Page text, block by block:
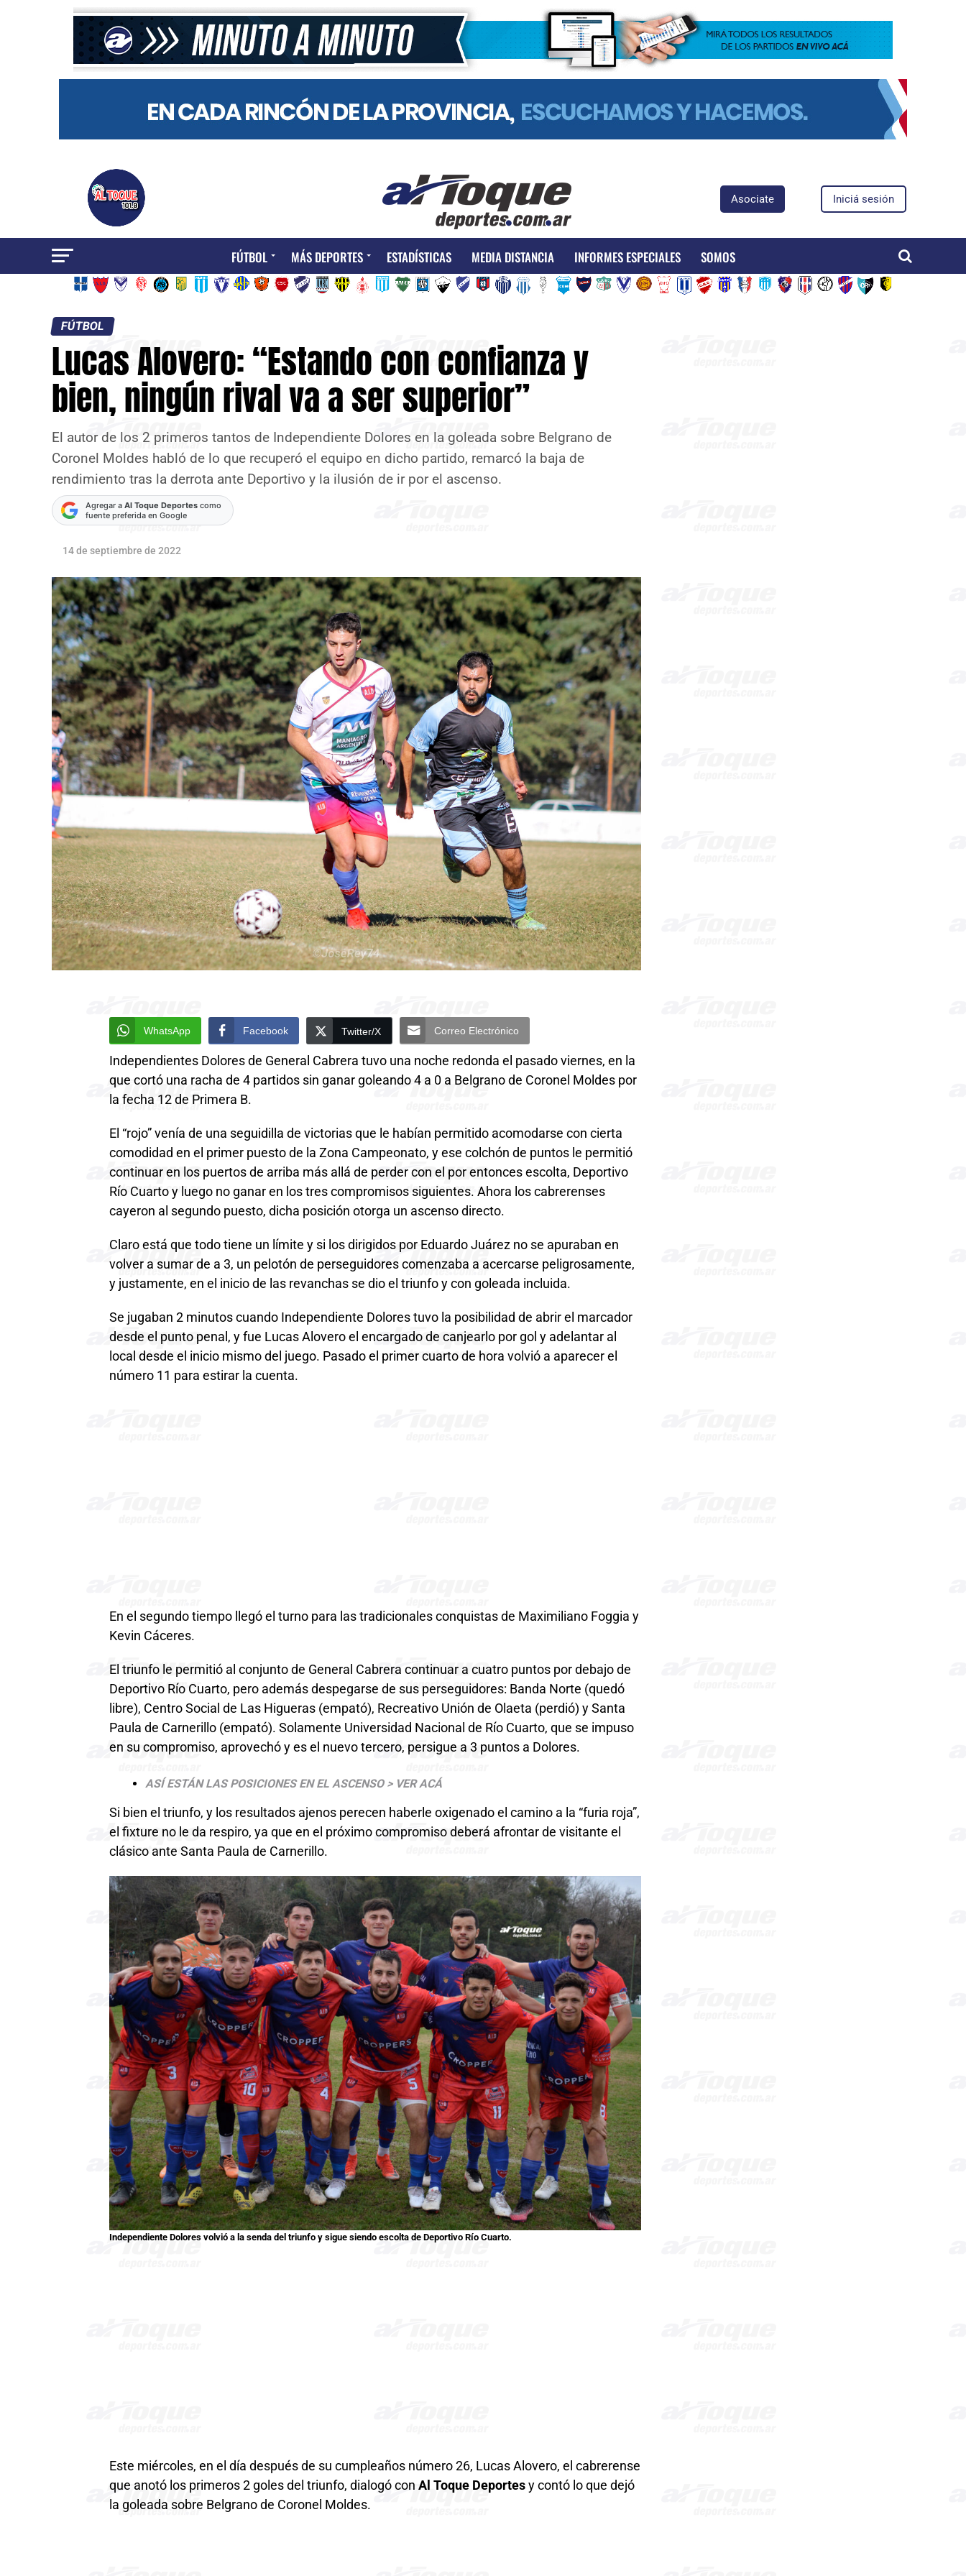
Asociate Iniciá sesión
FÚTBOL MÁS DEPORTES ESTADÍSTICAS MEDIA DISTANCIA INFORMES ESPECIALES SOMOS
FÚTBOL
Lucas Alovero: “Estando con confianza y
bien, ningún rival va a ser superior”
El autor de los 2 primeros tantos de Independiente Dolores en la goleada sobre Belgrano de
Coronel Moldes habló de lo que recuperó el equipo en dicho partido, remarcó la baja de
rendimiento tras la derrota ante Deportivo y la ilusión de ir por el ascenso.
Agregar a Al Toque Deportes como
fuente preferida en Google
14 de septiembre de 2022
WhatsApp Facebook Twitter/X Correo Electrónico
Independientes Dolores de General Cabrera tuvo una noche redonda el pasado viernes, en la
que cortó una racha de 4 partidos sin ganar goleando 4 a 0 a Belgrano de Coronel Moldes por
la fecha 12 de Primera B.
El “rojo” venía de una seguidilla de victorias que le habían permitido acomodarse con cierta
comodidad en el primer puesto de la Zona Campeonato, y ese colchón de puntos le permitió
continuar en los puertos de arriba más allá de perder con el por entonces escolta, Deportivo
Río Cuarto y luego no ganar en los tres compromisos siguientes. Ahora los cabrerenses
cayeron al segundo puesto, dicha posición otorga un ascenso directo.
Claro está que todo tiene un límite y si los dirigidos por Eduardo Juárez no se apuraban en
volver a sumar de a 3, un pelotón de perseguidores comenzaba a acercarse peligrosamente,
y justamente, en el inicio de las revanchas se dio el triunfo y con goleada incluida.
Se jugaban 2 minutos cuando Independiente Dolores tuvo la posibilidad de abrir el marcador
desde el punto penal, y fue Lucas Alovero el encargado de canjearlo por gol y adelantar al
local desde el inicio mismo del juego. Pasado el primer cuarto de hora volvió a aparecer el
número 11 para estirar la cuenta.
En el segundo tiempo llegó el turno para las tradicionales conquistas de Maximiliano Foggia y
Kevin Cáceres.
El triunfo le permitió al conjunto de General Cabrera continuar a cuatro puntos por debajo de
Deportivo Río Cuarto, pero además despegarse de sus perseguidores: Banda Norte (quedó
libre), Centro Social de Las Higueras (empató), Recreativo Unión de Olaeta (perdió) y Santa
Paula de Carnerillo (empató). Solamente Universidad Nacional de Río Cuarto, que se impuso
en su compromiso, aprovechó y es el nuevo tercero, persigue a 3 puntos a Dolores.
ASÍ ESTÁN LAS POSICIONES EN EL ASCENSO > VER ACÁ
Si bien el triunfo, y los resultados ajenos perecen haberle oxigenado el camino a la “furia roja”,
el fixture no le da respiro, ya que en el próximo compromiso deberá afrontar de visitante el
clásico ante Santa Paula de Carnerillo.
Independiente Dolores volvió a la senda del triunfo y sigue siendo escolta de Deportivo Río Cuarto.
Este miércoles, en el día después de su cumpleaños número 26, Lucas Alovero, el cabrerense
que anotó los primeros 2 goles del triunfo, dialogó con Al Toque Deportes y contó lo que dejó
la goleada sobre Belgrano de Coronel Moldes.